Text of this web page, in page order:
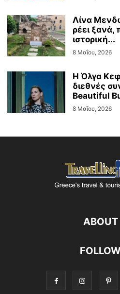
Λίνα
ρέει ξανά,
ιστορική...
8 Μαΐου, 2026
Η Όλγα
διεθνές
Beautiful
8 Μαΐου, 2026
ABOUT